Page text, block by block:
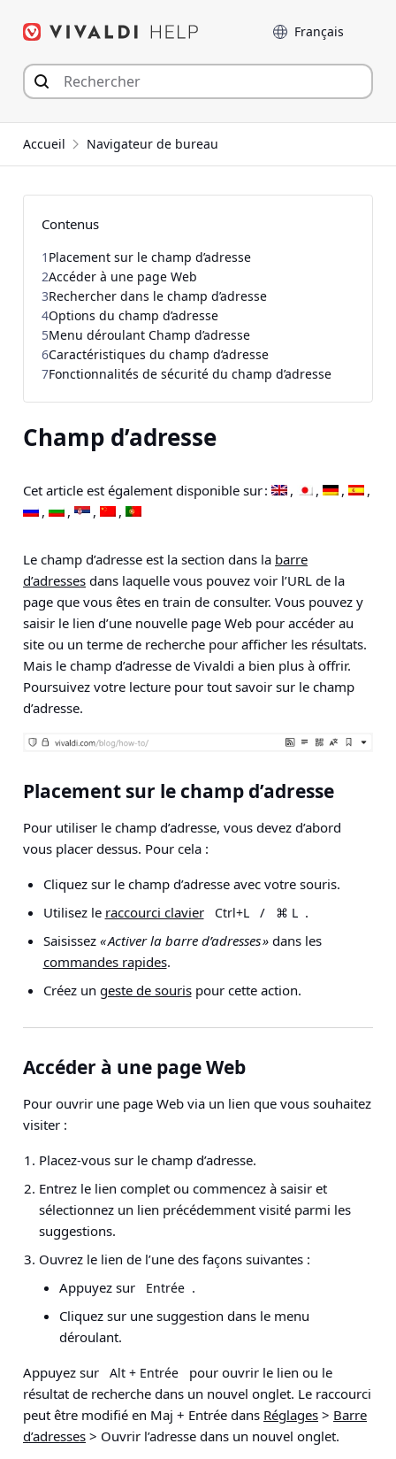
Langue
Accueil Navigateur de bureau
Champ d’adresse
Cet article est également disponible sur :
Le champ d’adresse est la section dans la barre
d’adresses dans laquelle vous pouvez voir l’URL de la
page que vous êtes en train de consulter. Vous pouvez y
saisir le lien d’une nouvelle page Web pour accéder au
site ou un terme de recherche pour afficher les résultats.
Mais le champ d’adresse de Vivaldi a bien plus à offrir.
Poursuivez votre lecture pour tout savoir sur le champ
d’adresse.
Placement sur le champ d’adresse
Pour utiliser le champ d’adresse, vous devez d’abord
vous placer dessus. Pour cela :
Cliquez sur le champ d’adresse avec votre souris.
Utilisez le raccourci clavier Ctrl+L / ⌘ L .
Saisissez « Activer la barre d’adresses »dans les
commandes rapides.
Créez un geste de sourispour cette action.
Accéder à une page Web
Pour ouvrir une page Web via un lien que vous souhaitez
visiter :
Placez-vous sur le champ d’adresse.
Entrez le lien complet ou commencez à saisir et
sélectionnez un lien précédemment visité parmi les
suggestions.
Ouvrez le lien de l’une des façons suivantes :
Appuyez sur
Entrée .
Cliquez sur une suggestion dans le menu
déroulant.
Appuyez sur
Alt + Entrée
pour ouvrir le lien ou le
résultat de recherche dans un nouvel onglet. Le raccourci
peut être modifié en Maj + Entrée dans Réglages > Barre
d’adresses > Ouvrir l’adresse dans un nouvel onglet.
Contenus
1 Placement sur le champ d’adresse
2Accéder à une page Web
3Rechercher dans le champ d’adresse
4Options du champ d’adresse
5Menu déroulant Champ d’adresse
6Caractéristiques du champ d’adresse
7Fonctionnalités de sécurité du champ d’adresse